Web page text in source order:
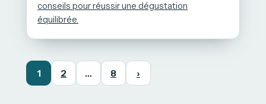
conseils pour réussir une dégustation
équilibrée.
1 2 … 8 ›